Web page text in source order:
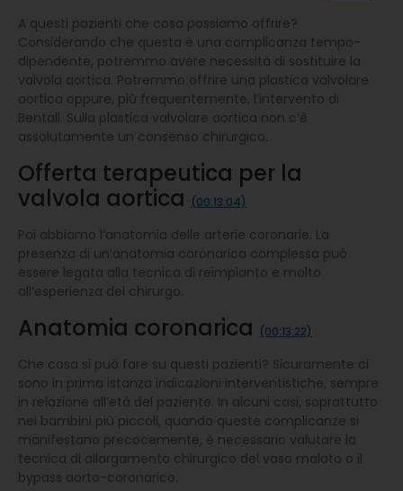
A questi pazienti che cosa possiamo offrire?
Considerando che questa è una complicanza tempo-
dipendente, potremmo avere necessità di sostituire la
valvola aortica. Potremmo offrire una plastica valvolare
aortica oppure, più frequentemente, l’intervento di
Bentall. Sulla plastica valvolare aortica non c’è
assolutamente un consenso chirurgico.
Offerta terapeutica per la
valvola aortica (00:13:04)
Poi abbiamo l’anatomia delle arterie coronarie. La
presenza di un’anatomia coronarica complessa può
essere legata alla tecnica di reimpianto e molto
all’esperienza del chirurgo.
Anatomia coronarica (00:13:22)
Che cosa si può fare su questi pazienti? Sicuramente ci
sono in prima istanza indicazioni interventistiche, sempre
in relazione all’età del paziente. In alcuni casi, soprattutto
nei bambini più piccoli, quando queste complicanze si
manifestano precocemente, è necessario valutare la
tecnica di allargamento chirurgico del vaso malato o il
bypass aorto-coronarico.